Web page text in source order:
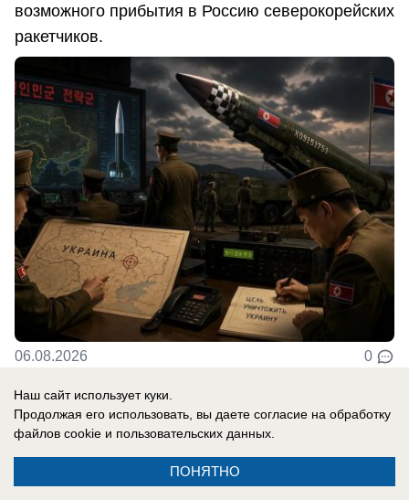
возможного прибытия в Россию северокорейских
ракетчиков.
06.08.2026 0
В России
Генералы бегут, армия отступает,
Зеленский врет: ВСУ больше не
испытывают оптимизма
Наш сайт использует куки.
Продолжая его использовать, вы даете согласие на обработку
файлов cookie и пользовательских данных.
ПОНЯТНО